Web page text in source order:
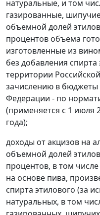
натуральные, и том
газированные,
объемной долей
процентов объема
изготовленные из
без добавления
территории
зачислению в бюджеты
Федерации - по
(применяется с 1 июля
года);
доходы от акцизов на
объемной долей
процентов, в том
на основе пива,
спирта этилового (за
натуральных, в том